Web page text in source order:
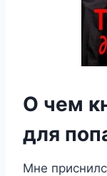
О чем
для
Мне